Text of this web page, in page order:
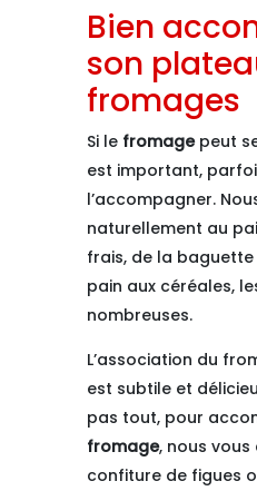
Bien
son
fromages
Si lefromagepeut
est important,
l’accompagner.
naturellement au
frais, de la
pain aux céréales,
nombreuses.
L’association du
est subtile et
pas tout, pour
fromage, nous
confiture de figues